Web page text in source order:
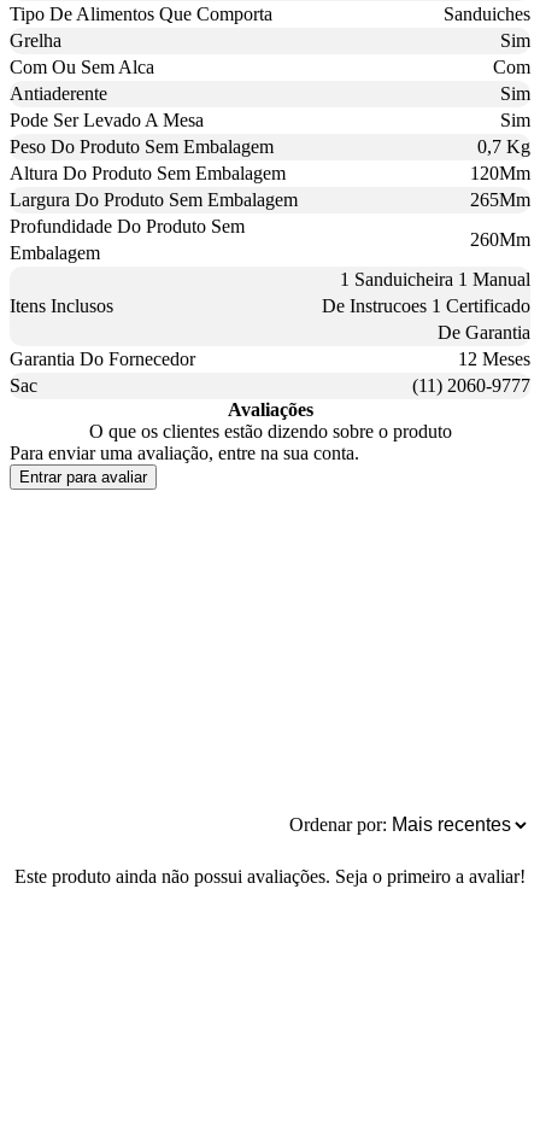
Tipo De Alimentos Que Comporta
Sanduiches
Grelha
Sim
Com Ou Sem Alca
Com
Antiaderente
Sim
Pode Ser Levado A Mesa
Sim
Peso Do Produto Sem Embalagem
0,7 Kg
Altura Do Produto Sem Embalagem
120Mm
Largura Do Produto Sem Embalagem
265Mm
Profundidade Do Produto Sem
Embalagem
260Mm
Itens Inclusos
1 Sanduicheira 1 Manual
De Instrucoes 1 Certificado
De Garantia
Garantia Do Fornecedor
12 Meses
Sac
(11) 2060-9777
Avaliações
O que os clientes estão dizendo sobre o produto
Para enviar uma avaliação, entre na sua conta.
Entrar para avaliar
Ordenar por:
Este produto ainda não possui avaliações. Seja o primeiro a avaliar!